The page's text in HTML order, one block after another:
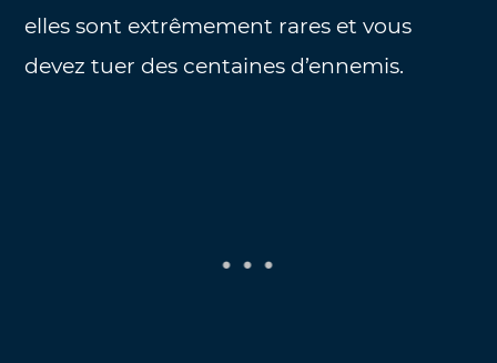
elles sont extrêmement rares et vous
devez tuer des centaines d’ennemis.